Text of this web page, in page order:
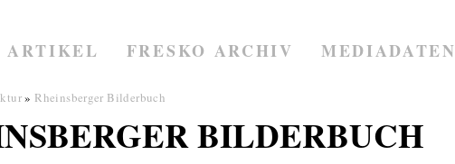
ARTIKEL FRESKO ARCHIV MEDIADATEN
» Rheinsberger Bilderbuch
BILDERBUCH